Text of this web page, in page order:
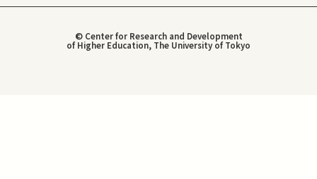
© Center for Research and Development
of Higher Education, The University of Tokyo